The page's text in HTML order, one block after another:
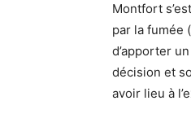
Montfort
par la fumée (
d’apporter
décision et
avoir lieu à